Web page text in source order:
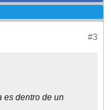
#3
es dentro de un